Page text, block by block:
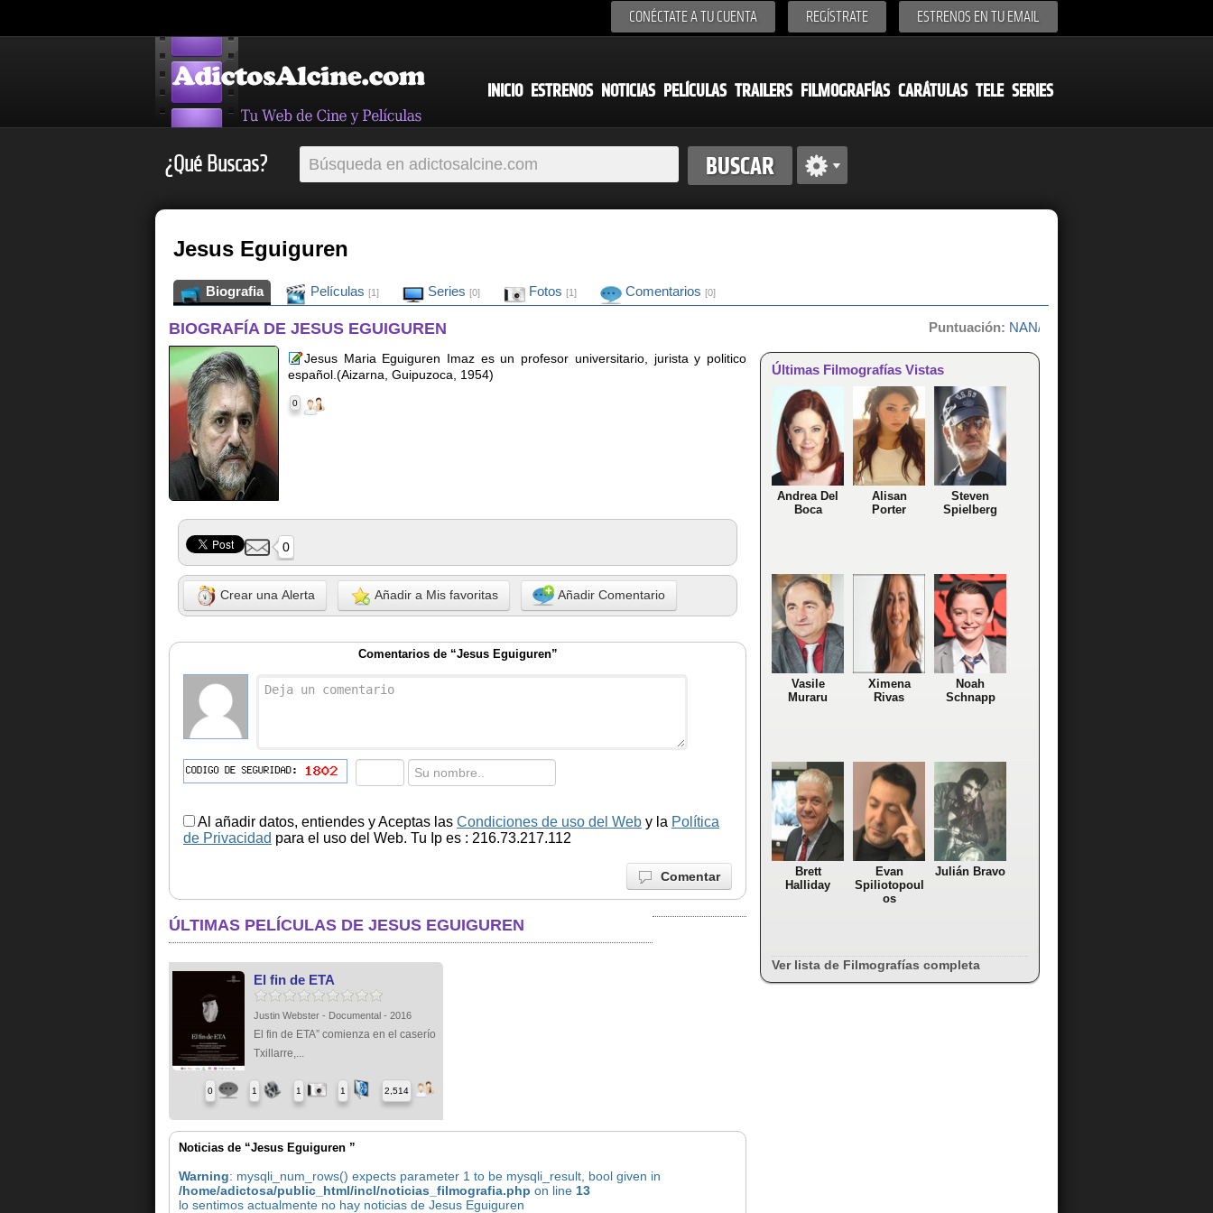
CONÉCTATE A TU CUENTA REGÍSTRATE ESTRENOS EN TU EMAIL
INICIO ESTRENOS NOTICIAS PELÍCULAS TRAILERS FILMOGRAFÍAS CARÁTULAS TELE SERIES
¿Qué Buscas?
Jesus Eguiguren
Biografia Películas [1] Series [0] Fotos [1] Comentarios [0]
BIOGRAFÍA DE JESUS EGUIGUREN
Jesus Maria Eguiguren Imaz es un profesor universitario, jurista y politico
español.(Aizarna, Guipuzoca, 1954)
0
0
Crear una Alerta Añadir a Mis favoritas Añadir Comentario
Comentarios de “Jesus Eguiguren”
Al añadir datos, entiendes y Aceptas las Condiciones de uso del Web y la Política
de Privacidad para el uso del Web. Tu Ip es : 216.73.217.112
Comentar
ÚLTIMAS PELÍCULAS DE JESUS EGUIGUREN
El fin de ETA
Justin Webster - Documental - 2016
El fin de ETA” comienza en el caserío
Txillarre,...
0 1 1 1 2,514
Noticias de “Jesus Eguiguren ”
Warning: mysqli_num_rows() expects parameter 1 to be mysqli_result, bool given in
/home/adictosa/public_html/incl/noticias_filmografia.php on line 13
lo sentimos actualmente no hay noticias de Jesus Eguiguren
Puntuación: NAN/10 de 0 votos
Últimas Filmografías Vistas
Andrea Del
Boca
Alisan
Porter
Steven
Spielberg
Vasile
Muraru
Ximena
Rivas
Noah
Schnapp
Brett
Halliday
Evan
Spiliotopoul
os
Julián Bravo
Ver lista de Filmografías completa